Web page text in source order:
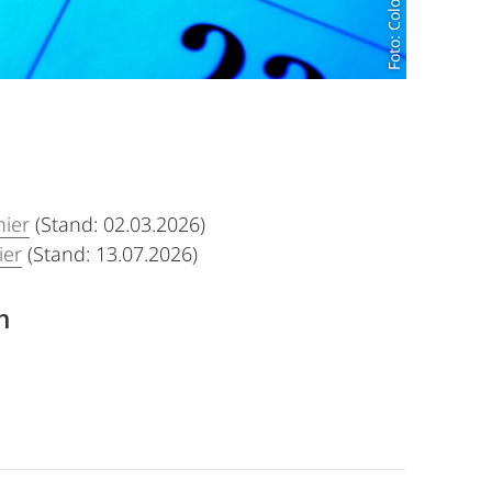
(Stand: 02.03.2026)
(Stand: 13.07.2026)